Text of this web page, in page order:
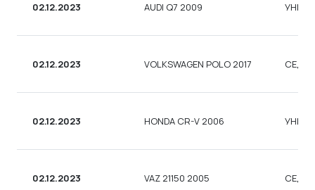
02.12.2023 AUDI Q7 2009
02.12.2023 VOLKSWAGEN POLO 2017 СЕДАН
02.12.2023 HONDA CR-V 2006
02.12.2023 VAZ 21150 2005 СЕДАН